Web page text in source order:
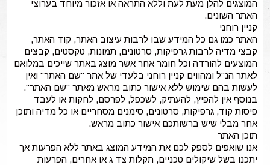
המוצגים להלן מעת לעת וללא התראה או אזכור מיוחד בערוצי
האתר השונים.
קניין רוחני
האתר כמו גם כל המידע שבו לרבות עיצוב האתר, קוד האתר,
קבצי מדיה לרבות גרפיקות, סרטונים, תמונות, טקסטים, קבצים
המוצעים להורדה וכל חומר אחר אשר מוצג באתר שייכים במלואם
לאתר הנ"ל ומהווים קניין רוחני בלעדי של אתר "שם האתר" ואין
לעשות בהם שימוש ללא אישור כתוב מראש מאתר "שם האתר".
בנוסף אין להפיץ, להעתיק, לשכפל, לפרסם, לחקות או לעבד
פיסות קוד, גרפיקות, סרטונים, סימנים מסחריים או כל מדיה ותוכן
אחר מבלי שיש ברשותכם אישור כתוב מראש.
תוכן האתר
אנו שואפים לספק לכם את המידע המוצג באתר ללא הפרעות אך
יתכנו בשל שיקולים טכניים, תקלות צד ג או אחרים, הפרעות